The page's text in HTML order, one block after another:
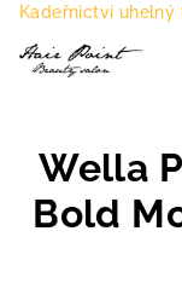
Přejít
obsah
Kadeřnictví uhelný
Wella
Bold